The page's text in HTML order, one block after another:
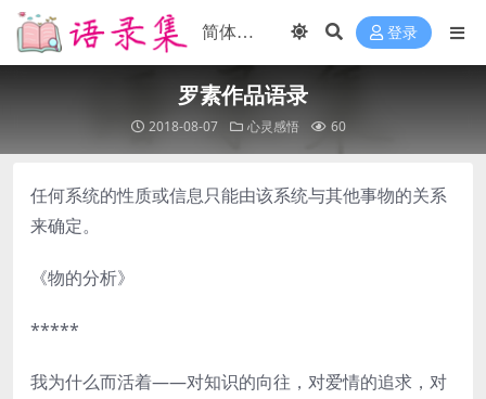
登录
罗素作品语录
2018-08-07 心灵感悟 60
任何系统的性质或信息只能由该系统与其他事物的关系
来确定。
《物的分析》
*****
我为什么而活着——对知识的向往，对爱情的追求，对